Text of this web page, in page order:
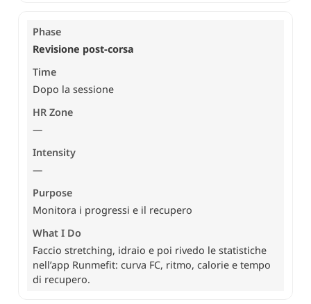
Revisione post-corsa
Dopo la sessione
—
—
Monitora i progressi e il recupero
Faccio stretching, idraio e poi rivedo le statistiche
nell’app Runmefit: curva FC, ritmo, calorie e tempo
di recupero.